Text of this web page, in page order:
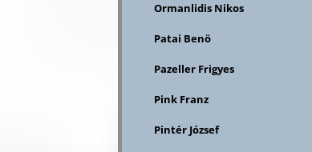
Ormanlidis Nikos
Patai Benö
Pazeller Frigyes
Pink Franz
Pintér József